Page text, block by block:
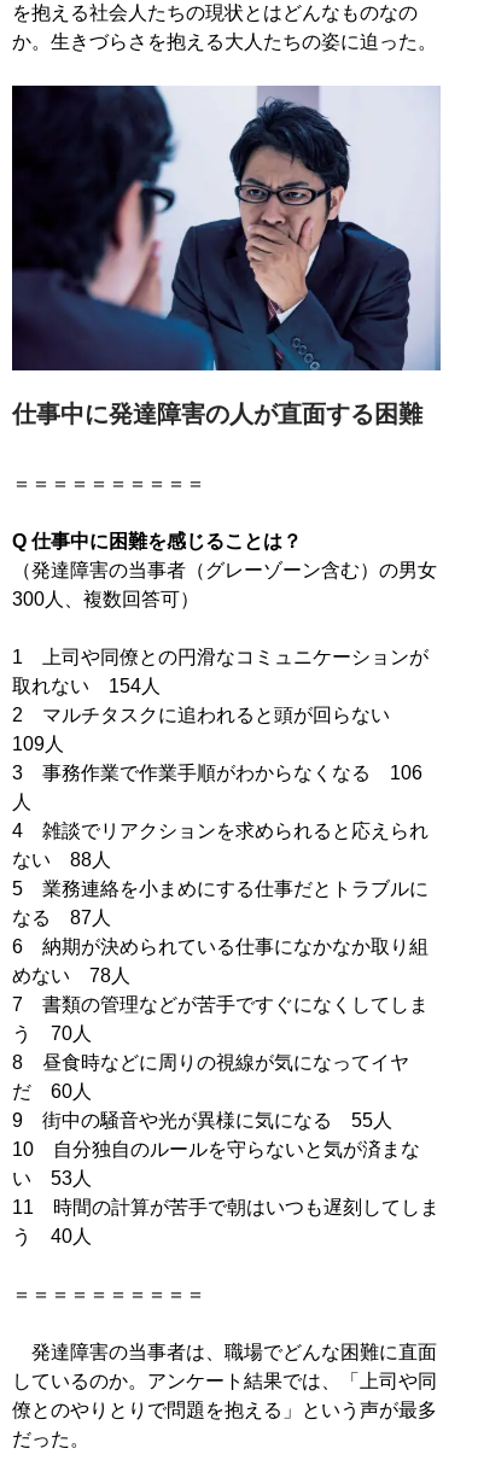
を抱える社会人たちの現状とはどんなものなの
か。生きづらさを抱える大人たちの姿に迫った。
仕事中に発達障害の人が直面する困難
＝＝＝＝＝＝＝＝＝＝
Q 仕事中に困難を感じることは？
（発達障害の当事者（グレーゾーン含む）の男女
300人、複数回答可）
1 上司や同僚との円滑なコミュニケーションが
取れない 154人
2 マルチタスクに追われると頭が回らない
109人
3 事務作業で作業手順がわからなくなる 106
人
4 雑談でリアクションを求められると応えられ
ない 88人
5 業務連絡を小まめにする仕事だとトラブルに
なる 87人
6 納期が決められている仕事になかなか取り組
めない 78人
7 書類の管理などが苦手ですぐになくしてしま
う 70人
8 昼食時などに周りの視線が気になってイヤ
だ 60人
9 街中の騒音や光が異様に気になる 55人
10 自分独自のルールを守らないと気が済まな
い 53人
11 時間の計算が苦手で朝はいつも遅刻してしま
う 40人
＝＝＝＝＝＝＝＝＝＝
発達障害の当事者は、職場でどんな困難に直面
しているのか。アンケート結果では、「上司や同
僚とのやりとりで問題を抱える」という声が最多
だった。